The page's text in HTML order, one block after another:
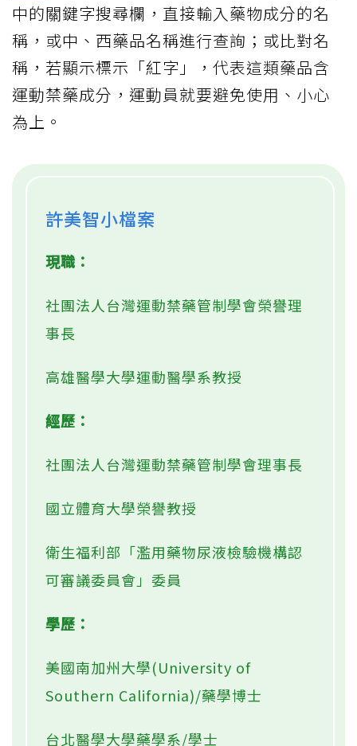
中的關鍵字搜尋欄，直接輸入藥物成分的名
稱，或中、西藥品名稱進行查詢；或比對名
稱，若顯示標示「紅字」，代表這類藥品含
運動禁藥成分，運動員就要避免使用、小心
為上。
許美智小檔案
現職：
社團法人台灣運動禁藥管制學會榮譽理
事長
高雄醫學大學運動醫學系教授
經歷：
社團法人台灣運動禁藥管制學會理事長
國立體育大學榮譽教授
衛生福利部「濫用藥物尿液檢驗機構認
可審議委員會」委員
學歷：
美國南加州大學(University of
Southern California)/藥學博士
台北醫學大學藥學系/學士